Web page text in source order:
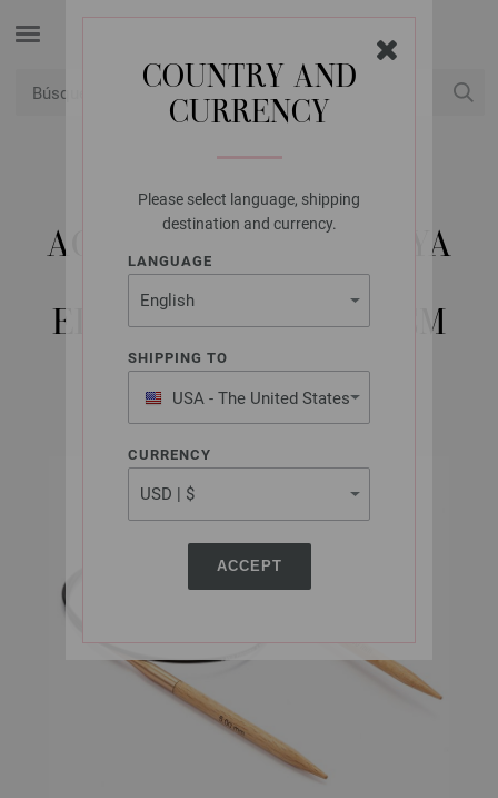
COUNTRY AND
CURRENCY
Please select language, shipping
destination and currency.
LANGUAGE
SHIPPING TO
USA - The United States
of America
CURRENCY
ACCEPT
LANA GROSSA
AGUJA CIRCULAR HAYA
(TANJA STEINBACH
EDITION) NO. 5,0/50CM